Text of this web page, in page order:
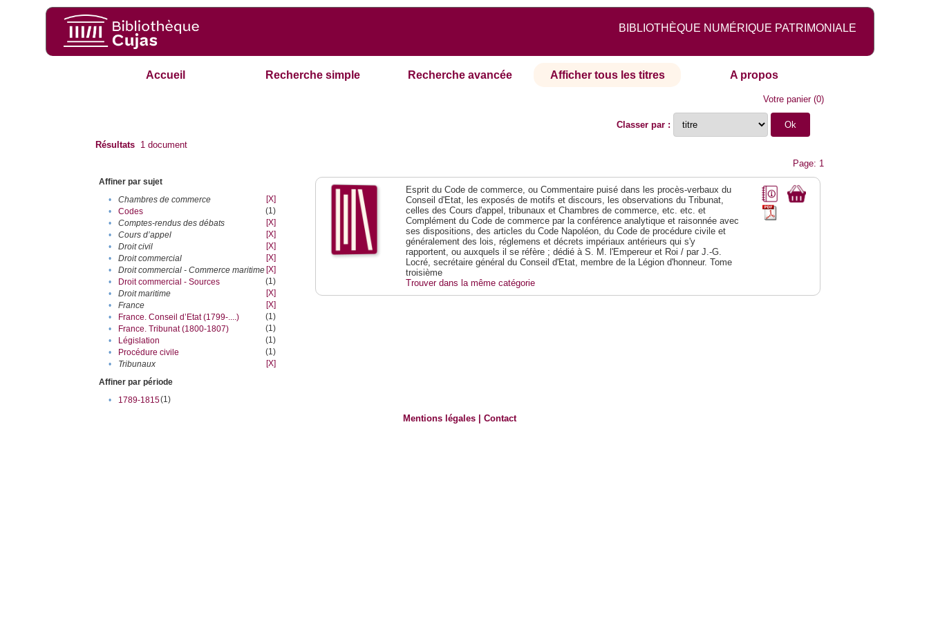
BIBLIOTHÈQUE NUMÉRIQUE PATRIMONIALE
Accueil Recherche simple Recherche avancée Afficher tous les titres A propos
Votre panier(0)
Classer par :
Résultats 1 document
Page: 1
Affiner par sujet
•
Chambres de commerce
[X]
•
Codes
(1)
•
Comptes-rendus des débats
[X]
•
Cours d’appel
[X]
•
Droit civil
[X]
•
Droit commercial
[X]
•
Droit commercial - Commerce maritime [X]
•
Droit commercial - Sources
(1)
•
Droit maritime
[X]
•
France
[X]
•
France. Conseil d’Etat (1799-....)
(1)
•
France. Tribunat (1800-1807)
(1)
•
Législation
(1)
•
Procédure civile
(1)
•
Tribunaux
[X]
Affiner par période
•
1789-1815(1)
Esprit du Code de commerce, ou Commentaire puisé dans les procès-verbaux du
Conseil d'Etat, les exposés de motifs et discours, les observations du Tribunat,
celles des Cours d'appel, tribunaux et Chambres de commerce, etc. etc. et
Complément du Code de commerce par la conférence analytique et raisonnée avec
ses dispositions, des articles du Code Napoléon, du Code de procédure civile et
généralement des lois, réglemens et décrets impériaux antérieurs qui s'y
rapportent, ou auxquels il se réfère ; dédié à S. M. l'Empereur et Roi / par J.-G.
Locré, secrétaire général du Conseil d'Etat, membre de la Légion d'honneur. Tome
troisième
Trouver dans la même catégorie
Mentions légales |Contact